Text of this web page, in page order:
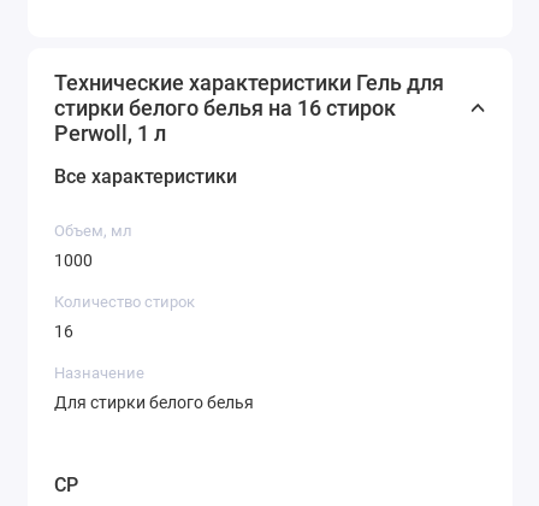
Технические характеристики Гель для
стирки белого белья на 16 стирок
Perwoll, 1 л
Все характеристики
Объем, мл
1000
Количество стирок
16
Назначение
Для стирки белого белья
CP